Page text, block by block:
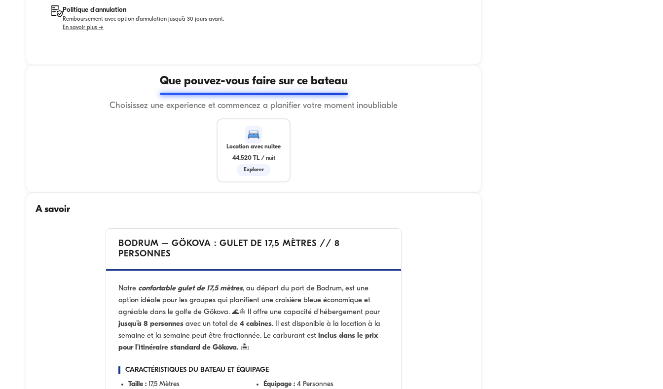
Politique d'annulation
Remboursement avec option d'annulation jusqu'à 30 jours avant.
En savoir plus →
Que pouvez-vous faire sur ce bateau
Choisissez une experience et commencez a planifier votre moment inoubliable
Location avec nuitee
44.520 TL/ nuit
Explorer
A savoir
BODRUM – GÖKOVA : GULET DE 17,5 MÈTRES // 8
PERSONNES
Notre confortable gulet de 17,5 mètres, au départ du port de Bodrum, est une
option idéale pour les groupes qui planifient une croisière bleue économique et
agréable dans le golfe de Gökova. 🌊⛵ Il offre une capacité d'hébergement pour
jusqu'à 8 personnes avec un total de 4 cabines. Il est disponible à la location à la
semaine et la semaine peut être fractionnée. Le carburant est inclus dans le prix
pour l'itinéraire standard de Gökova. 🏝️
CARACTÉRISTIQUES DU BATEAU ET ÉQUIPAGE
Taille : 17,5 Mètres
Équipage : 4 Personnes